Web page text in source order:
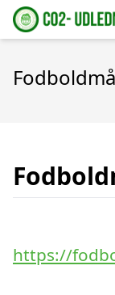
https://